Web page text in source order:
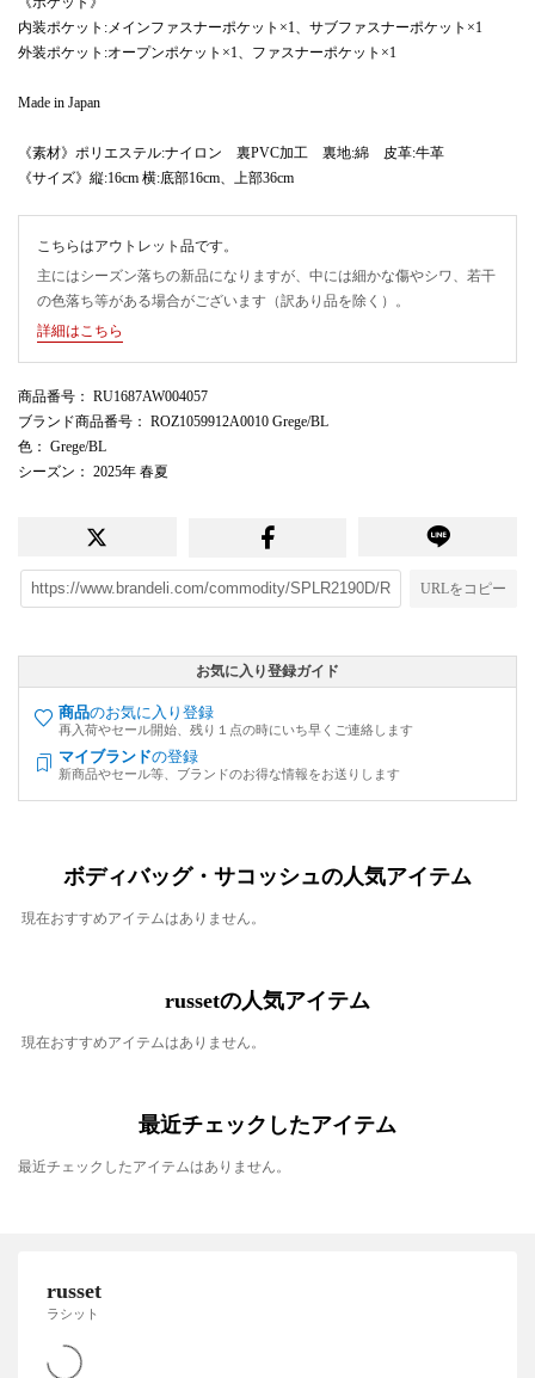
内装ポケット:メインファスナーポケット×1、サブファスナーポケット×1
外装ポケット:オープンポケット×1、ファスナーポケット×1
Made in Japan
《素材》ポリエステル:ナイロン 裏PVC加工 裏地:綿 皮革:牛革
《サイズ》縦:16cm 横:底部16cm、上部36cm
こちらはアウトレット品です。
主にはシーズン落ちの新品になりますが、中には細かな傷やシワ、若干
の色落ち等がある場合がございます（訳あり品を除く）。
詳細はこちら
商品番号 ： RU1687AW004057
ブランド商品番号 ： ROZ1059912A0010 Grege/BL
色 ： Grege/BL
シーズン ： 2025年 春夏
URLをコピー
お気に入り登録ガイド
商品のお気に入り登録
再入荷やセール開始、残り１点の時にいち早くご連絡します
マイブランドの登録
新商品やセール等、ブランドのお得な情報をお送りします
ボディバッグ・サコッシュの人気アイテム
現在おすすめアイテムはありません。
russetの人気アイテム
現在おすすめアイテムはありません。
最近チェックしたアイテム
最近チェックしたアイテムはありません。
russet
ラシット